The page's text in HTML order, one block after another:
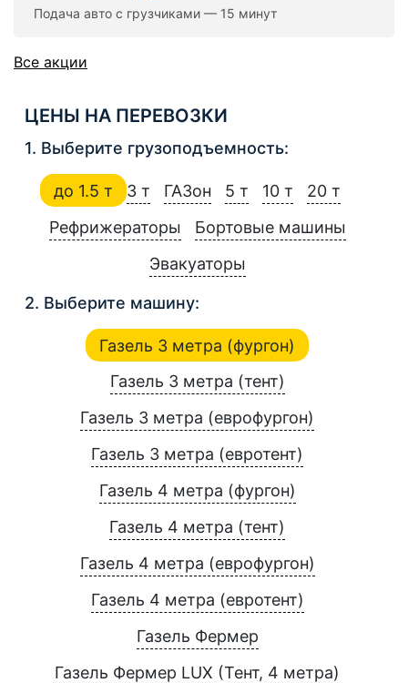
Подача авто с грузчиками — 15 минут
Все акции
ЦЕНЫ НА ПЕРЕВОЗКИ
1. Выберите грузоподъемность:
до 1.5 т 3 т ГАЗон 5 т 10 т
20 т
Рефрижераторы
Бортовые машины
Эвакуаторы
2. Выберите машину:
Газель 3 метра (фургон)
Газель 3 метра (тент)
Газель 3 метра (еврофургон)
Газель 3 метра (евротент)
Газель 4 метра (фургон)
Газель 4 метра (тент)
Газель 4 метра (еврофургон)
Газель 4 метра (евротент)
Газель Фермер
Газель Фермер LUX (Тент, 4 метра)